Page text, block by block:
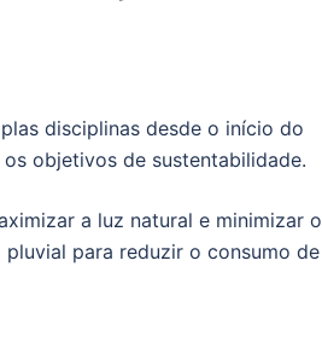
disciplinas desde o início do
objetivos de sustentabilidade.
a luz natural e minimizar o
para reduzir o consumo de